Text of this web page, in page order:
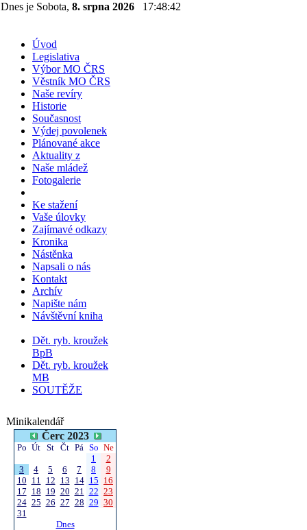
Dnes je Sobota, 8. srpna 2026 17:48:42
Úvod
Legislativa
Výbor MO ČRS
Věstník MO ČRS
Naše revíry
Historie
Současnost
Výdej povolenek
Plánované akce
Aktuality z
Naše mládež
Fotogalerie
Ke stažení
Vaše úlovky
Zajímavé odkazy
Kronika
Nástěnka
Napsali o nás
Kontakt
Archív
Napište nám
Návštěvní kniha
Dět. ryb. kroužek
BpB
Dět. ryb. kroužek
MB
SOUTĚŽE
Minikalendář
Čerc 2023
Po Út St Čt Pá So Ne
1
2
3
4 5 6 7 8
9
10 11 12 13 14 15 16
17 18 19 20 21 22 23
24 25 26 27 28 29 30
31
Dnes